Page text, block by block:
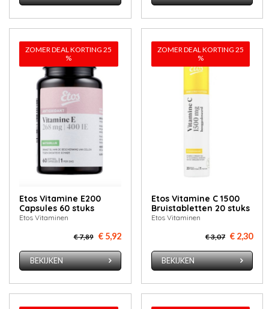
ZOMER DEAL KORTING 25
%
Etos Vitamine E200
Capsules 60 stuks
Etos Vitaminen
€ 7,89 € 5,92
BEKIJKEN
ZOMER DEAL KORTING 25
%
Etos Vitamine C 1500
Bruistabletten 20 stuks
Etos Vitaminen
€ 3,07 € 2,30
BEKIJKEN